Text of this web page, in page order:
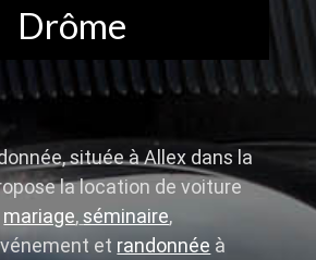
Drôme
située à Allex dans la
la location de voiture
mariage,séminaire,
et randonnée à